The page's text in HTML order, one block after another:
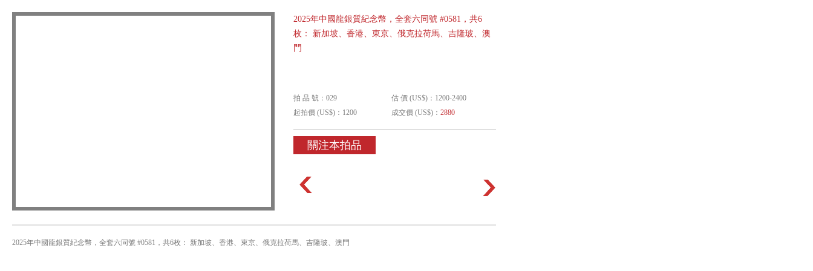
2025年中國龍銀質紀念幣，全套六同號 #0581，共6
枚： 新加坡、香港、東京、俄克拉荷馬、吉隆玻、澳
門
拍 品 號：029
估 價 (US$)：1200-2400
起拍價 (US$)：1200
成交價 (US$)： 2880
關注本拍品
2025年中國龍銀質紀念幣，全套六同號 #0581，共6枚： 新加坡、香港、東京、俄克拉荷馬、吉隆玻、澳門